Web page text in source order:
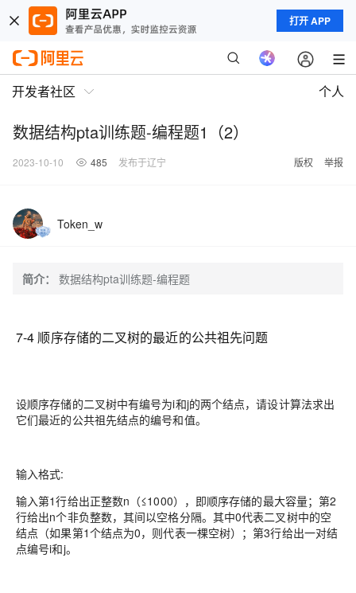
打开 APP
开发者社区 个人
数据结构pta训练题-编程题1（2）
2023-10-10 485 发布于辽宁 版权 举报
Token_w
简介： 数据结构pta训练题-编程题
7-4 顺序存储的二叉树的最近的公共祖先问题
设顺序存储的二叉树中有编号为i和j的两个结点，请设计算法求出
它们最近的公共祖先结点的编号和值。
输入格式:
输入第1行给出正整数n（≤1000），即顺序存储的最大容量；第2
行给出n个非负整数，其间以空格分隔。其中0代表二叉树中的空
结点（如果第1个结点为0，则代表一棵空树）；第3行给出一对结
点编号i和j。